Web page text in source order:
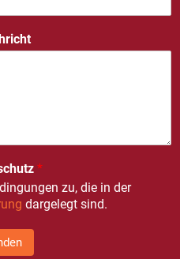
*
zu, die in der
dargelegt sind.